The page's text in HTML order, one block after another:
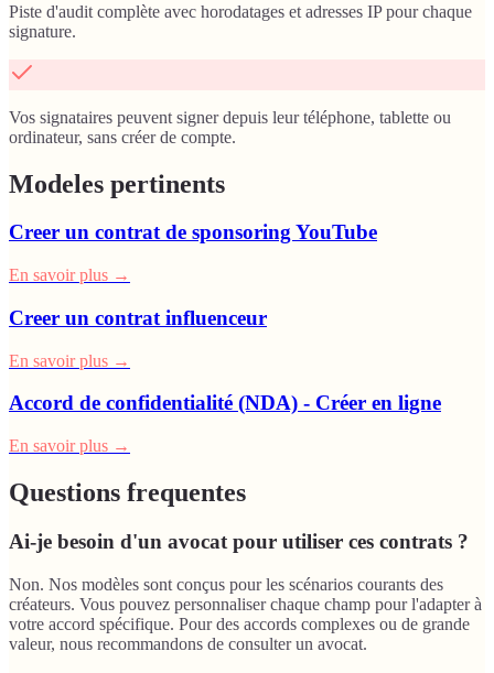
Piste d'audit complète avec horodatages et adresses IP pour chaque
signature.
Vos signataires peuvent signer depuis leur téléphone, tablette ou
ordinateur, sans créer de compte.
Modeles pertinents
Creer un contrat de sponsoring YouTube
En savoir plus →
Creer un contrat influenceur
En savoir plus →
Accord de confidentialité (NDA) - Créer en ligne
En savoir plus →
Questions frequentes
Ai-je besoin d'un avocat pour utiliser ces contrats ?
Non. Nos modèles sont conçus pour les scénarios courants des
créateurs. Vous pouvez personnaliser chaque champ pour l'adapter à
votre accord spécifique. Pour des accords complexes ou de grande
valeur, nous recommandons de consulter un avocat.